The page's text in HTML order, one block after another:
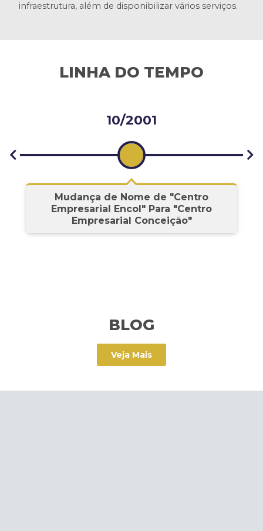
infraestrutura, além de disponibilizar vários serviços.
LINHA DO TEMPO
10/2001
Mudança de Nome de "Centro
Empresarial Encol" Para "Centro
Empresarial Conceição"
BLOG
Veja Mais